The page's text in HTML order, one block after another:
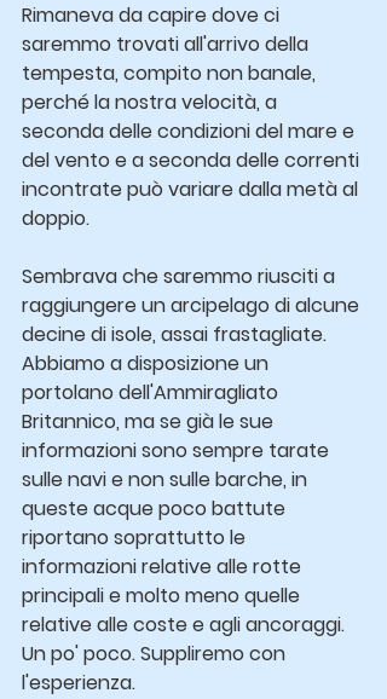
Rimaneva da capire dove ci
saremmo trovati all'arrivo della
tempesta, compito non banale,
perché la nostra velocità, a
seconda delle condizioni del mare e
del vento e a seconda delle correnti
incontrate può variare dalla metà al
doppio.
Sembrava che saremmo riusciti a
raggiungere un arcipelago di alcune
decine di isole, assai frastagliate.
Abbiamo a disposizione un
portolano dell'Ammiragliato
Britannico, ma se già le sue
informazioni sono sempre tarate
sulle navi e non sulle barche, in
queste acque poco battute
riportano soprattutto le
informazioni relative alle rotte
principali e molto meno quelle
relative alle coste e agli ancoraggi.
Un po' poco. Suppliremo con
l'esperienza.